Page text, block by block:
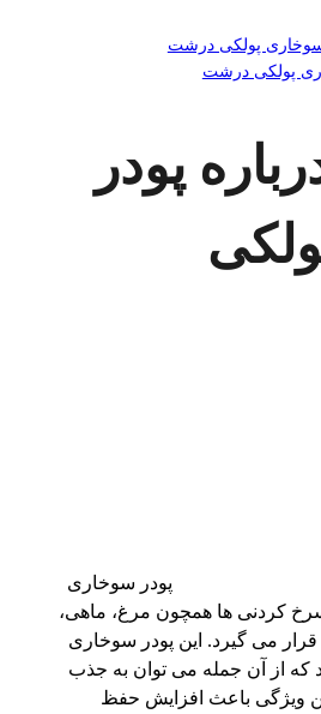
سوخاری پولکی درشت
پولکی درشت
پودر
پودر سوخاری
کردنی ها همچون مرغ، ماهی،
می گیرد. این پودر سوخاری
که از آن جمله می توان به جذب
ویژگی باعث افزایش حفظ